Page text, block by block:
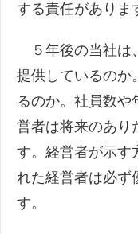
する責任がありま
５年後の当社は
提供しているのか
るのか。社員数や
営者は将来のあり
す。経営者が示す
れた経営者は必ず
す。